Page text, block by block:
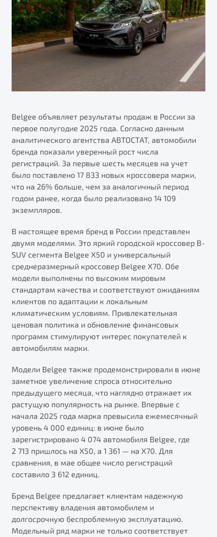
Яркий кроссовер
от 2 219 990 ₽*
Элегантный и практичный седан
Обзор В наличии
X70
Универсальный кроссовер
от 2 499 990 ₽*
Обзор В наличии
Автокредит
Трейд-ин
Страхование
Узнайте о специальных выгодах при покупке
автомобиля Belgee
Подробно
Автомобили в наличии
Тест-драйв
Автокредит
Спецпредложения
ПОДДЕРЖКА
Гарантия Belgee
Belgee Линк
Клиентская поддержка
Помощь на дорогах
Будьте еще более уверены на дорогах с программой
"Помощь на дорогах"
Преимущества программы
Калькулятор ТО
Клиентская поддержка
О дилерском центре
Правовая информация
Belgee объявляет результаты продаж в России за
первое полугодие 2025 года. Согласно данным
аналитического агентства АВТОСТАТ, автомобили
бренда показали уверенный рост числа
регистраций. За первые шесть месяцев на учет
было поставлено 17 833 новых кроссовера марки,
что на 26% больше, чем за аналогичный период
годом ранее, когда было реализовано 14 109
экземпляров.
В настоящее время бренд в России представлен
двумя моделями. Это яркий городской кроссовер B-
SUV сегмента Belgee X50 и универсальный
среднеразмерный кроссовер Belgee X70. Обе
модели выполнены по высоким мировым
стандартам качества и соответствуют ожиданиям
клиентов по адаптации к локальным
климатическим условиям. Привлекательная
ценовая политика и обновление финансовых
программ стимулируют интерес покупателей к
автомобилям марки.
Модели Belgee также продемонстрировали в июне
заметное увеличение спроса относительно
предыдущего месяца, что наглядно отражает их
растущую популярность на рынке. Впервые с
начала 2025 года марка превысила ежемесячный
уровень 4 000 единиц: в июне было
зарегистрировано 4 074 автомобиля Belgee, где
2 713 пришлось на X50, а 1 361 — на X70. Для
сравнения, в мае общее число регистраций
составило 3 612 единиц.
Бренд Belgee предлагает клиентам надежную
перспективу владения автомобилем и
долгосрочную беспроблемную эксплуатацию.
Модельный ряд марки не только соответствует